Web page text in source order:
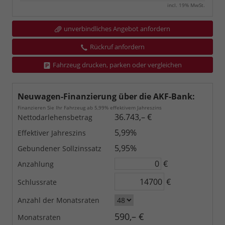
incl. 19% MwSt.
unverbindliches Angebot anfordern
Rückruf anfordern
Fahrzeug drucken, parken oder vergleichen
Neuwagen-Finanzierung über die AKF-Bank:
Finanzieren Sie Ihr Fahrzeug ab 5,99% effektivem Jahreszins
Nettodarlehensbetrag 36.743,– €
Effektiver Jahreszins 5,99%
Gebundener Sollzinssatz 5,95%
Anzahlung €
Schlussrate €
Anzahl der Monatsraten
Monatsraten
590,– €